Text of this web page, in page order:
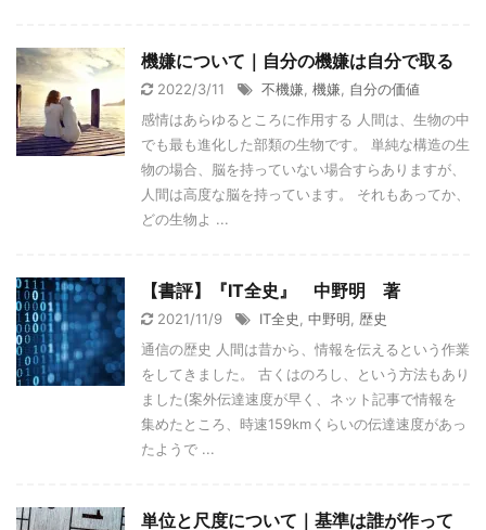
機嫌について｜自分の機嫌は自分で取る
2022/3/11 不機嫌 機嫌
自分の価値
感情はあらゆるところに作用する 人間は、生物の中
でも最も進化した部類の生物です。 単純な構造の生
物の場合、脳を持っていない場合すらありますが、
人間は高度な脳を持っています。 それもあってか、
どの生物よ ...
【書評】『IT全史』 中野明 著
2021/11/9 IT全史 中野明
歴史
通信の歴史 人間は昔から、情報を伝えるという作業
をしてきました。 古くはのろし、という方法もあり
ました(案外伝達速度が早く、ネット記事で情報を
集めたところ、時速159kmくらいの伝達速度があっ
たようで ...
単位と尺度について｜基準は誰が作って